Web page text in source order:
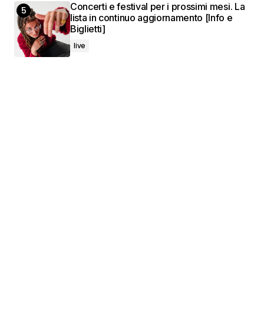
Concerti e festival per i prossimi mesi. La
lista in continuo aggiornamento [Info e
Biglietti]
live